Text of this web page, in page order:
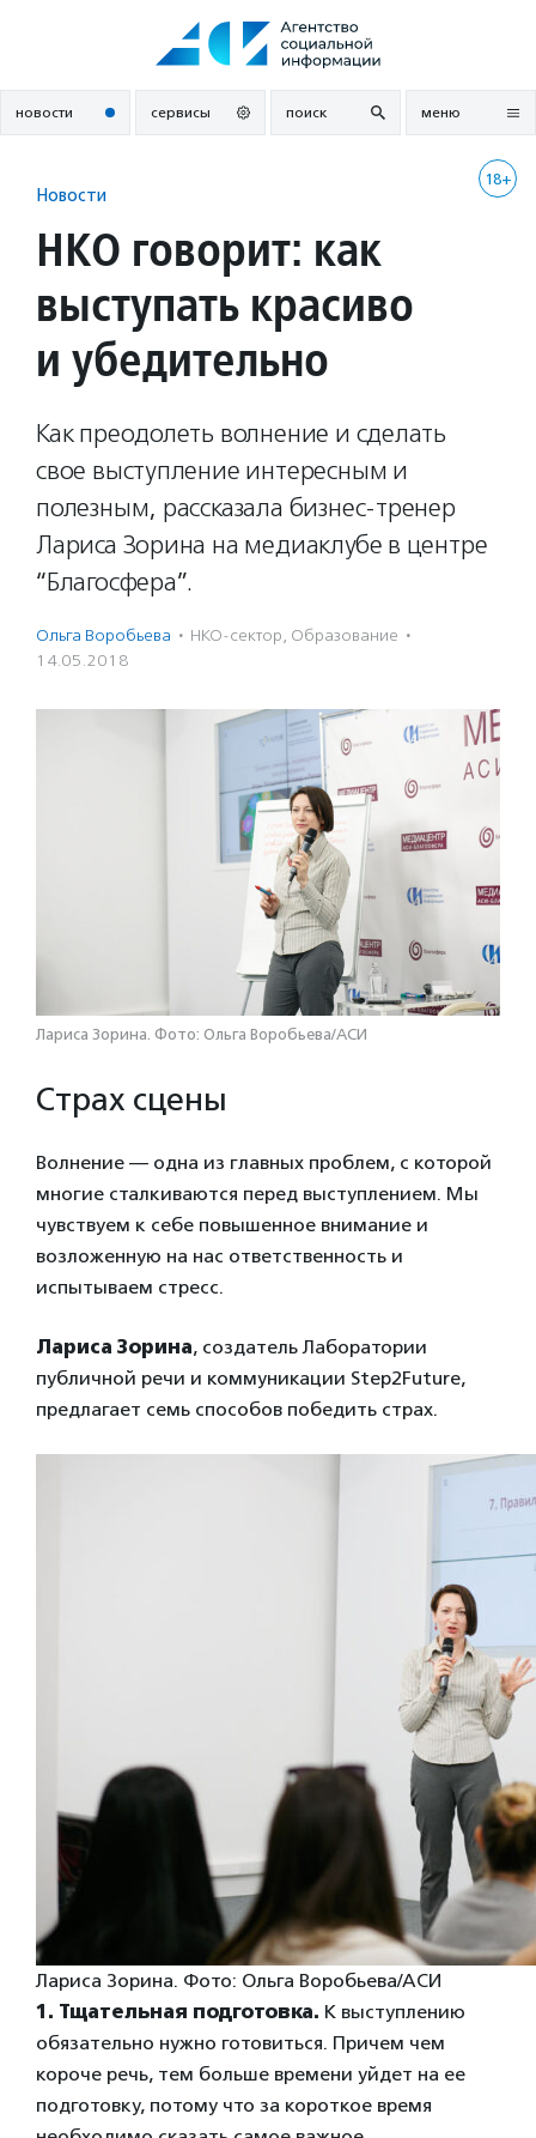
новости сервисы поиск меню
18+
Новости
НКО говорит: как
выступать красиво
и убедительно
Как преодолеть волнение и сделать
свое выступление интересным и
полезным, рассказала бизнес-тренер
Лариса Зорина на медиаклубе в центре
“Благосфера”.
Ольга Воробьева · НКО-сектор, Образование ·
14.05.2018
Лариса Зорина. Фото: Ольга Воробьева/АСИ
Страх сцены
Волнение — одна из главных проблем, с которой
многие сталкиваются перед выступлением. Мы
чувствуем к себе повышенное внимание и
возложенную на нас ответственность и
испытываем стресс.
Лариса Зорина, создатель Лаборатории
публичной речи и коммуникации Step2Future,
предлагает семь способов победить страх.
Лариса Зорина. Фото: Ольга Воробьева/АСИ
1. Тщательная подготовка. К выступлению
обязательно нужно готовиться. Причем чем
короче речь, тем больше времени уйдет на ее
подготовку, потому что за короткое время